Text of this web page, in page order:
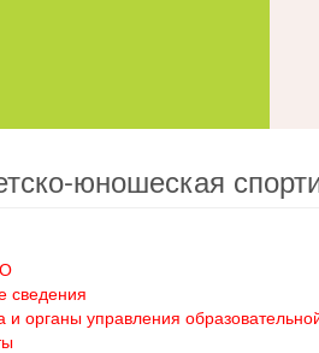
юношеская
сведения
и органы управления